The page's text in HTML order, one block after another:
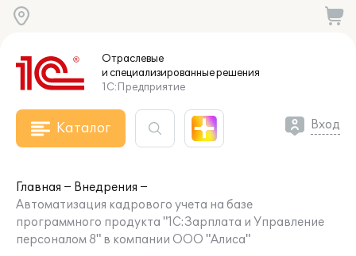
Отраслевые
и специализированныерешения
1С:Предприятие
Каталог Вход
Главная
Внедрения
Автоматизация кадрового учета на базе
программного продукта "1С:Зарплата и Управление
персоналом 8" в компании ООО "Алиса"